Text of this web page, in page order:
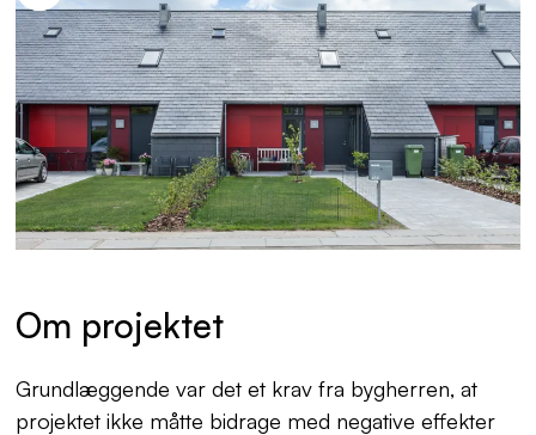
Om projektet
Grundlæggende var det et krav fra bygherren, at
projektet ikke måtte bidrage med negative effekter